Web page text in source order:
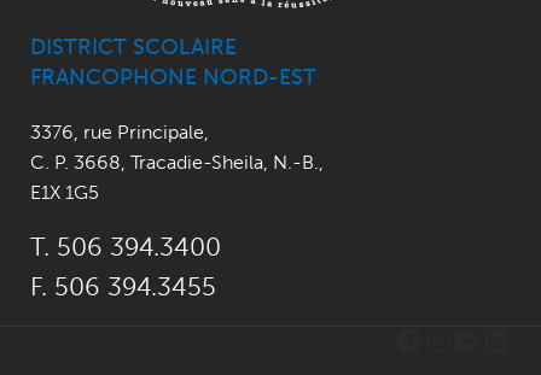
DISTRICT SCOLAIRE
FRANCOPHONE NORD-EST
3376, rue Principale,
C. P. 3668, Tracadie-Sheila, N.-B.,
E1X 1G5
T. 506 394.3400
F. 506 394.3455